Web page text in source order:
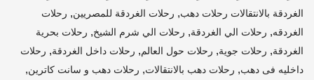
الغردقة بالانتقالات رحلات دهب, رحلات الغردقة للمصريين, رحلات
الغردقه, رحلات الي الغردقة, رحلات الي شرم الشيخ, رحلات بحرية
الغردقة, رحلات جوية, رحلات حول العالم, رحلات داخل الغردقة, رحلات
داخليه فى دهب, رحلات دهب بالانتقالات, رحلات دهب و سانت كاترين,